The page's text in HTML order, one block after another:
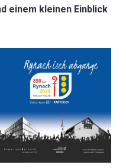
einem kleinen Einblick